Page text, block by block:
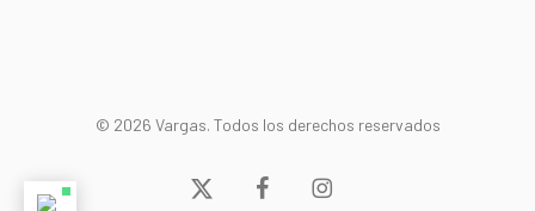
© 2026 Vargas. Todos los derechos reservados
x-
facebookinstagram